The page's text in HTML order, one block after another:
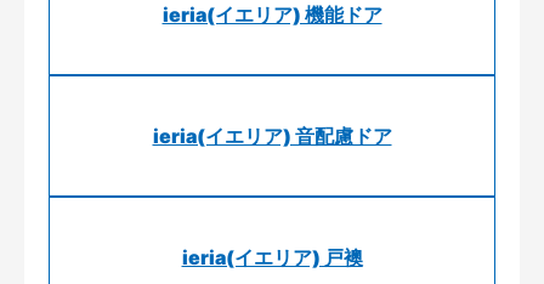
ieria(イエリア) 機能ドア
ieria(イエリア) 音配慮ドア
ieria(イエリア) 戸襖